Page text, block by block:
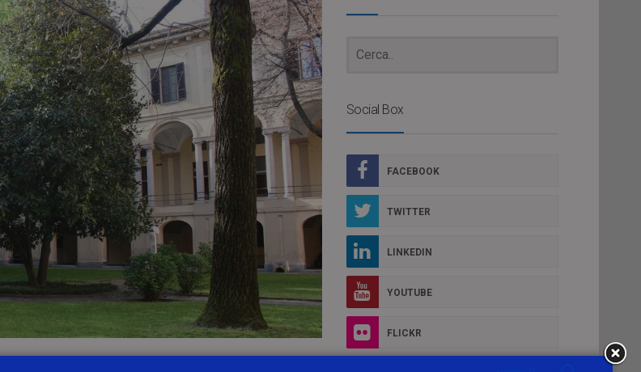
Social Box
FACEBOOK
TWITTER
LINKEDIN
YOUTUBE
FLICKR